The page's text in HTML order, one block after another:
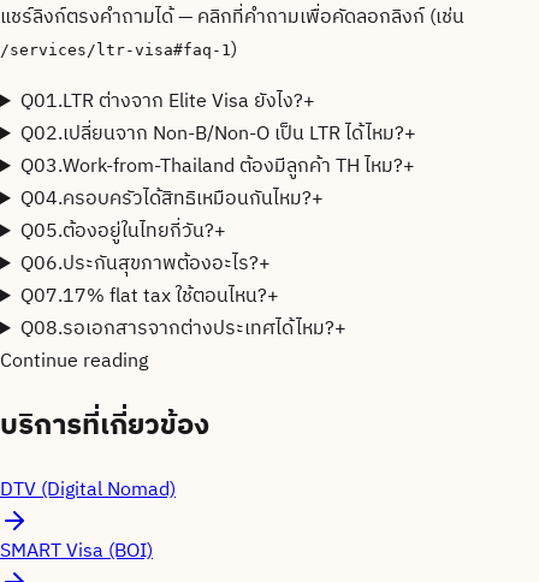
แชร์ลิงก์ตรงคำถามได้ — คลิกที่คำถามเพื่อคัดลอกลิงก์ (เช่น
/services/ltr-visa#faq-1)
Q01.LTR ต่างจาก Elite Visa ยังไง?+
Q02.เปลี่ยนจาก Non-B/Non-O เป็น LTR ได้ไหม?+
Q03.Work-from-Thailand ต้องมีลูกค้า TH ไหม?+
Q04.ครอบครัวได้สิทธิเหมือนกันไหม?+
Q05.ต้องอยู่ในไทยกี่วัน?+
Q06.ประกันสุขภาพต้องอะไร?+
Q07.17% flat tax ใช้ตอนไหน?+
Q08.รอเอกสารจากต่างประเทศได้ไหม?+
Continue reading
บริการที่เกี่ยวข้อง
DTV (Digital Nomad)
SMART Visa (BOI)